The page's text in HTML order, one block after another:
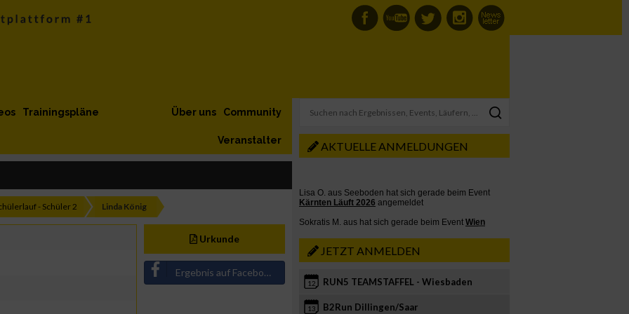
Trainingspläne Community
Über uns
Veranstalter
- Schüler 2 Linda König
Urkunde
Ergebnis auf Facebook teilen
AKTUELLE ANMELDUNGEN
JETZT ANMELDEN
12 RUN5 TEAMSTAFFEL - Wiesbaden
13 B2Run Dillingen/Saar